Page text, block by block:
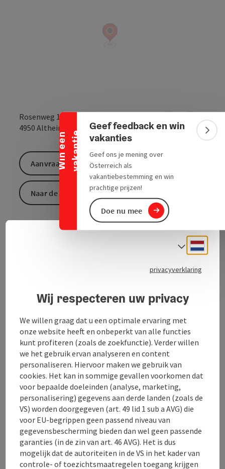
W
i
n
e
e
n
v
a
k
a
n
t
ie
Banner inklappen
Geef feedback en win
vakanties
Geef ons je mening over
Österreich als
vakantiebestemming en win
prachtige prijzen!
Doe nu mee
Rosenweg 14
4950 Altheim Openen inOpenen
vind je een overzicht van de aangeboden diensten.
Kleuren
Ontharen
Contact
Openingstijden
Ligging
Prijs
Aanvraag versturen
Naar de website
privacyverklaring
Wij respecteren uw privacy
We willen graag dat u een optimale ervaring met
onze website heeft en onbeperkt van alle functies
kunt profiteren (zoals de zoekfunctie). Verder willen
we het gebruik ervan analyseren en content
personaliseren. Hiervoor maken we gebruik van
cookies. Het kan in sommige gevallen voorkomen dat
voor bepaalde doeleinden (analyse, marketing,
personalisering) gegevens aan derde landen (zoals de
VS) worden doorgegeven (art. 49 lid 1 sub a AVG) die
voor EU-begrippen geen passend niveau van
gegevensbescherming bieden dan wel geen passende
garanties (in de zin van art. 46 AVG). Het is dus
mogelijk dat de autoriteiten in de VS in het kader van
controle- of toezichtsmaatregelen toegang krijgen